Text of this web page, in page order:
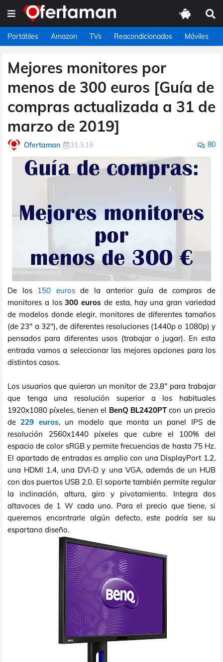
Portátiles Amazon TVs Reacondicionados Móviles
Mejores monitores por
menos de 300 euros [Guía de
compras actualizada a 31 de
marzo de 2019]
Ofertaman 31.3.19 80
De los 150 eurosde la anterior guía de compras de
monitores a los300 euros de esta, hay una gran variedad
de modelos donde elegir, monitores de diferentes tamaños
(de 23" a 32"), de diferentes resoluciones (1440p o 1080p) y
pensados para diferentes usos (trabajar o jugar). En esta
entrada vamos a seleccionar las mejores opciones para los
distintos casos.
Los usuarios que quieran un monitor de 23,8" para trabajar
que tenga una resolución superior a los habituales
1920x1080 píxeles, tienen el BenQ BL2420PTcon un precio
de229 euros, un modelo que monta un panel IPS de
resolución 2560x1440 píxeles que cubre el 100% del
espacio de color sRGB y permite frecuencias de hasta 75 Hz.
El apartado de entradas es amplio con una DisplayPort 1.2,
una HDMI 1.4, una DVI-D y una VGA, además de un HUB
con dos puertos USB 2.0. El soporte también permite regular
la inclinación, altura, giro y pivotamiento. Integra dos
altavoces de 1 W cada uno. Para el precio que tiene, si
queremos encontrarle algún defecto, este podría ser su
espartano diseño.